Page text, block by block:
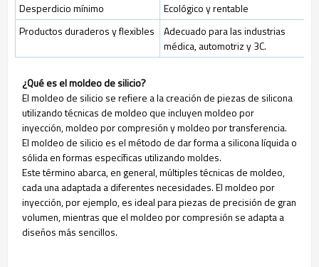
Desperdicio mínimo
Ecológico y rentable
Productos duraderos y flexibles
Adecuado para las industrias
médica, automotriz y 3C.
¿Qué es el moldeo de silicio?
El moldeo de silicio se refiere a la creación de piezas de silicona
utilizando técnicas de moldeo que incluyen moldeo por
inyección, moldeo por compresión y moldeo por transferencia.
El moldeo de silicio es el método de dar forma a silicona líquida o
sólida en formas específicas utilizando moldes.
Este término abarca, en general, múltiples técnicas de moldeo,
cada una adaptada a diferentes necesidades. El moldeo por
inyección, por ejemplo, es ideal para piezas de precisión de gran
volumen, mientras que el moldeo por compresión se adapta a
diseños más sencillos.